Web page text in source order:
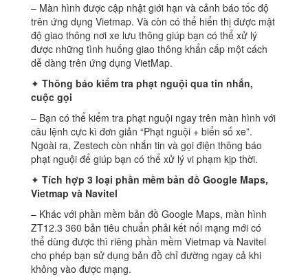
– Màn hình được cập nhật giới hạn và cảnh báo tốc độ
trên ứng dụng Vietmap. Và còn có thể hiển thị được mật
độ giao thông nơi xe lưu thông giúp bạn có thể xử lý
được những tình huống giao thông khẩn cấp một cách
dễ dàng trên ứng dụng VietMap.
✦ Thông báo kiểm tra phạt nguội qua tin nhắn,
cuộc gọi
– Bạn có thể kiểm tra phạt nguội ngay trên màn hình với
câu lệnh cực kì đơn giản “Phạt nguội + biển số xe”.
Ngoài ra, Zestech còn nhắn tin và gọi điện thông báo
phạt nguội để giúp bạn có thể xử lý vi phạm kịp thời.
✦ Tích hợp 3 loại phần mềm bản đồ Google Maps,
Vietmap và Navitel
– Khác với phần mềm bản đồ Google Maps, màn hình
ZT12.3 360 bản tiêu chuẩn phải kết nối mạng mới có
thể dùng được thì riêng phần mềm Vietmap và Navitel
cho phép bạn sử dụng bản đồ chỉ đường ngay cả khi
không vào được mạng.